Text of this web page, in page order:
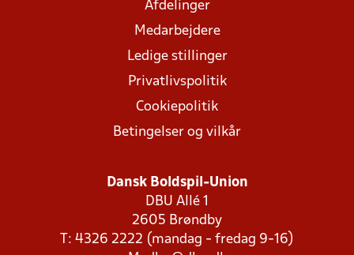
Afdelinger
Medarbejdere
Ledige stillinger
Privatlivspolitik
Cookiepolitik
Betingelser og vilkår
Dansk Boldspil-Union
DBU Allé 1
2605 Brøndby
T: 4326 2222 (mandag - fredag 9-16)